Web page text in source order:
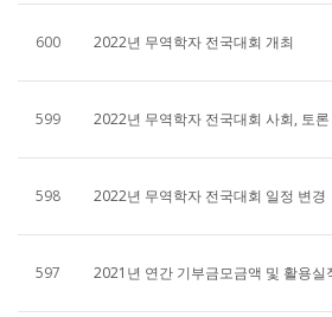
600 2022년 무역학자 전국대회 개최
599 2022년 무역학자 전국대회 사회, 토
598 2022년 무역학자 전국대회 일정 변경
597 2021년 연간 기부금모금액 및 활용실